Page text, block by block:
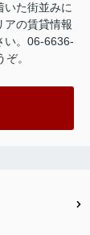
いた街並みに
アの賃貸情報
い。06-6636-
。